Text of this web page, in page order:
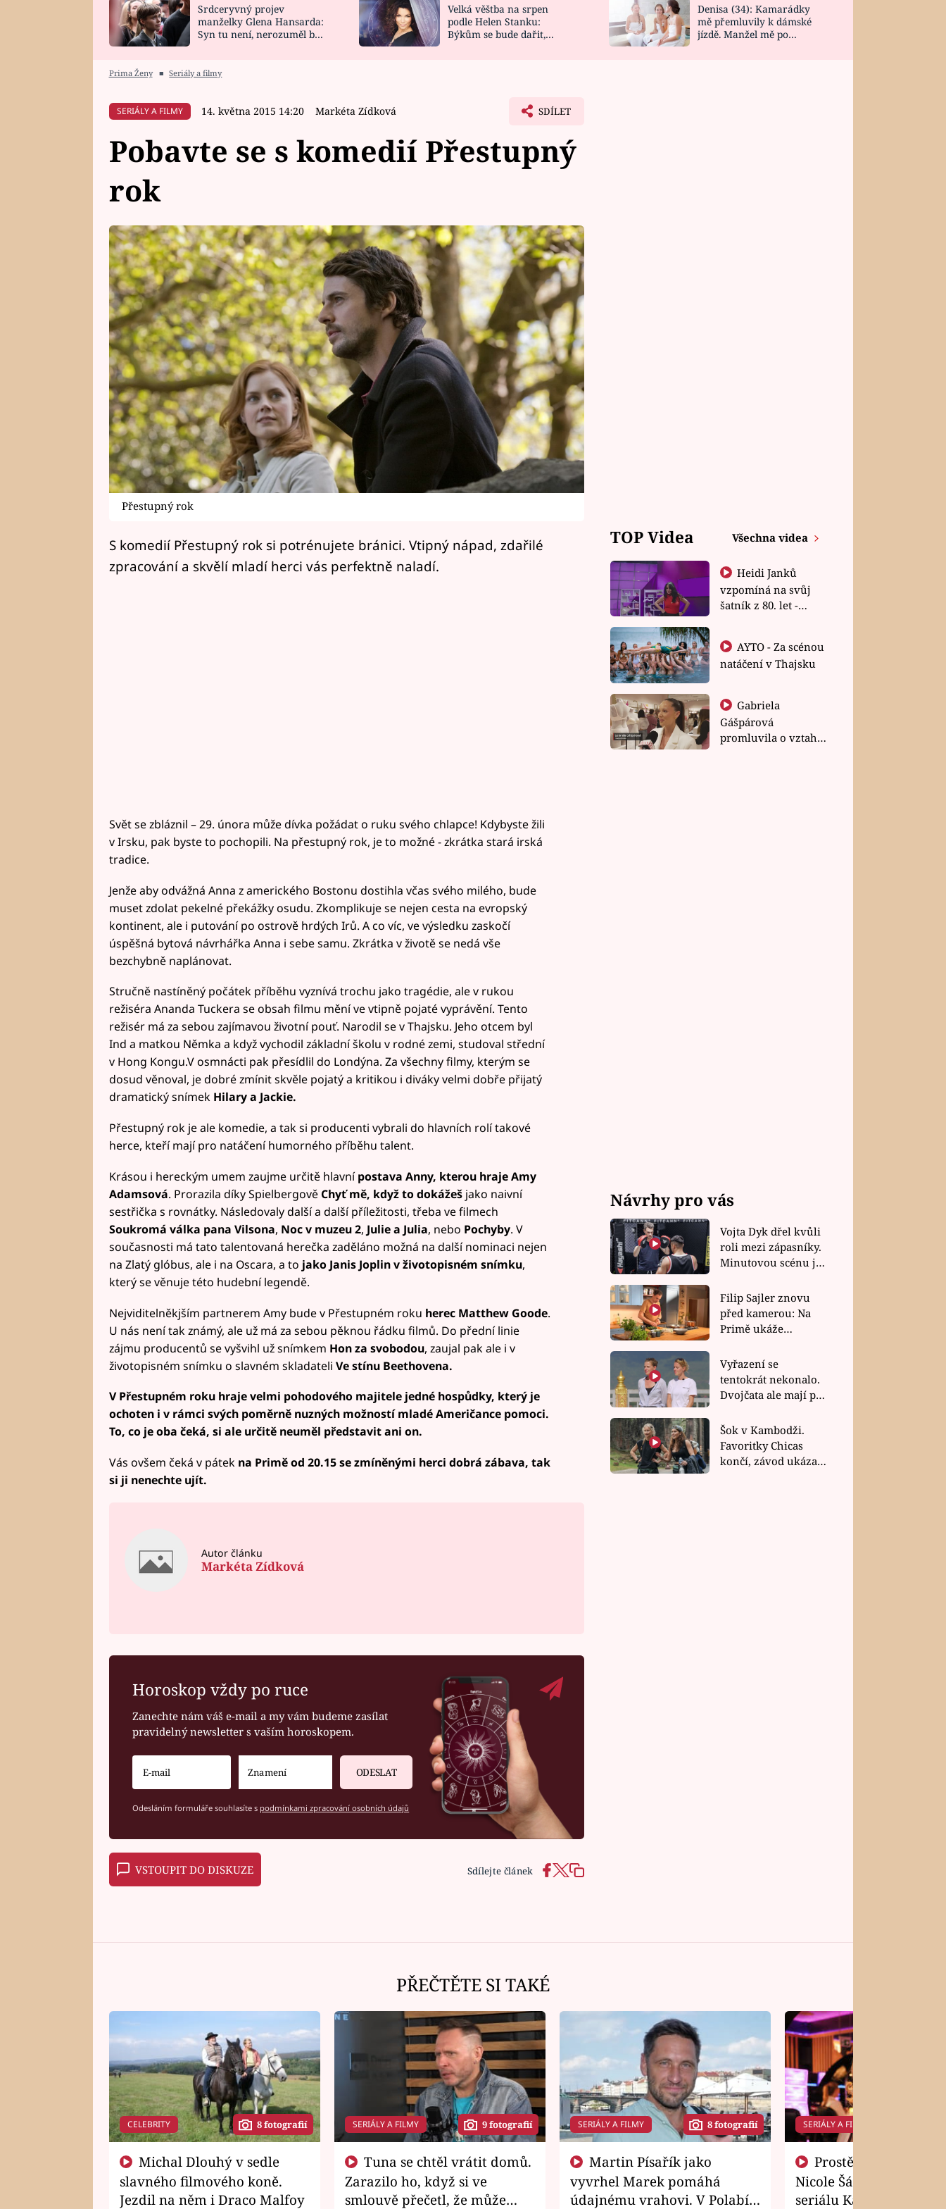
HOROSKOP NA
CELEBRITY
VAŘENÍ
NOVINKY
VIDEORECEPTY
DESIGN
Srdceryvný projev
manželky Glena Hansarda:
Syn tu není, nerozuměl by
Velká věštba na srpen
podle Helen Stanku:
Býkům se bude dařit,
Denisa (34): Kamarádky
mě přemluvily k dámské
jízdě. Manžel mě po
Prima Ženy ■ Seriály a filmy
SERIÁLY A FILMY 14. května 2015 14:20 Markéta Zídková SDÍLET
Pobavte se s komedií Přestupný
rok
Přestupný rok
S komedií Přestupný rok si potrénujete bránici. Vtipný nápad, zdařilé
zpracování a skvělí mladí herci vás perfektně naladí.
Svět se zbláznil – 29. února může dívka požádat o ruku svého chlapce! Kdybyste žili
v Irsku, pak byste to pochopili. Na přestupný rok, je to možné - zkrátka stará irská
tradice.
Jenže aby odvážná Anna z amerického Bostonu dostihla včas svého milého, bude
muset zdolat pekelné překážky osudu. Zkomplikuje se nejen cesta na evropský
kontinent, ale i putování po ostrově hrdých Irů. A co víc, ve výsledku zaskočí
úspěšná bytová návrhářka Anna i sebe samu. Zkrátka v životě se nedá vše
bezchybně naplánovat.
Stručně nastíněný počátek příběhu vyznívá trochu jako tragédie, ale v rukou
režiséra Ananda Tuckera se obsah filmu mění ve vtipně pojaté vyprávění. Tento
režisér má za sebou zajímavou životní pouť. Narodil se v Thajsku. Jeho otcem byl
Ind a matkou Němka a když vychodil základní školu v rodné zemi, studoval střední
v Hong Kongu.V osmnácti pak přesídlil do Londýna. Za všechny filmy, kterým se
dosud věnoval, je dobré zmínit skvěle pojatý a kritikou i diváky velmi dobře přijatý
dramatický snímek Hilary a Jackie.
Přestupný rok je ale komedie, a tak si producenti vybrali do hlavních rolí takové
herce, kteří mají pro natáčení humorného příběhu talent.
Krásou i hereckým umem zaujme určitě hlavnípostava Anny, kterou hraje Amy
Adamsová. Prorazila díky Spielbergově Chyť mě, když to dokážešjako naivní
sestřička s rovnátky. Následovaly další a další příležitosti, třeba ve filmech
Soukromá válka pana Vilsona, Noc v muzeu 2, Julie a Julia, nebo Pochyby. V
současnosti má tato talentovaná herečka zaděláno možná na další nominaci nejen
na Zlatý glóbus, ale i na Oscara, a to jako Janis Joplin v životopisném snímku,
který se věnuje této hudební legendě.
Nejviditelněkjším partnerem Amy bude v Přestupném roku herec Matthew Goode.
U nás není tak známý, ale už má za sebou pěknou řádku filmů. Do přední linie
zájmu producentů se vyšvihl už snímkem Hon za svobodou, zaujal pak ale i v
životopisném snímku o slavném skladateli Ve stínu Beethovena.
V Přestupném roku hraje velmi pohodového majitele jedné hospůdky, který je
ochoten i v rámci svých poměrně nuzných možností mladé Američance pomoci.
To, co je oba čeká, si ale určitě neuměl představit ani on.
Vás ovšem čeká v pátek na Primě od 20.15 se zmíněnými herci dobrá zábava, tak
si ji nenechte ujít.
Autor článku
Markéta Zídková
Horoskop vždy po ruce
Zanechte nám váš e-mail a my vám budeme zasílat
pravidelný newsletter s vaším horoskopem.
ODESLAT
Odesláním formuláře souhlasíte s podmínkami zpracování osobních údajů
VSTOUPIT DO DISKUZE Sdílejte článek
TOP Videa Všechna videa
Heidi Janků
vzpomíná na svůj
šatník z 80. let -
natáčení v Thajsku
Gabriela
Gášpárová
promluvila o vztahu
Návrhy pro vás
Vojta Dyk dřel kvůli
roli mezi zápasníky.
Minutovou scénu jel
Filip Sajler znovu
před kamerou: Na
Primě ukáže
rychlé recepty
Vyřazení se
tentokrát nekonalo.
Dvojčata ale mají po
závodu nůž na krku
Šok v Kambodži.
Favoritky Chicas
končí, závod ukázal
PŘEČTĚTE SI TAKÉ
CELEBRITY 8 fotografií
slavného filmového koně.
Jezdil na něm i Draco Malfoy
SERIÁLY A FILMY 9 fotografií
Zarazilo ho, když si ve
smlouvě přečetl, že může
SERIÁLY A FILMY 8 fotografií
vyvrhel Marek pomáhá
údajnému vrahovi. V Polabí
SERIÁLY A FILMY
Nicole Šáchová získala
seriálu Kamarádi